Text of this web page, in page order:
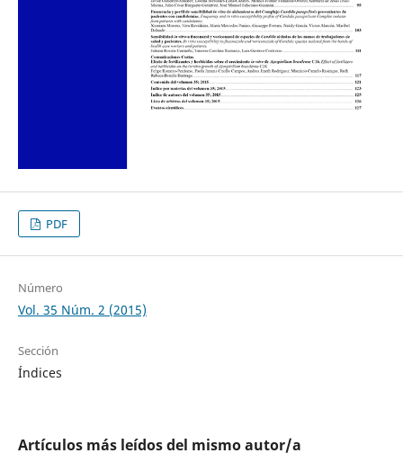
PDF
Número
Vol. 35 Núm. 2 (2015)
Sección
Índices
Artículos más leídos del mismo autor/a